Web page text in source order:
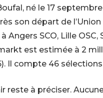
né le 17
son départ de
Angers SCO, Lille
est estimée à 2
Il compte 46
reste à préciser.